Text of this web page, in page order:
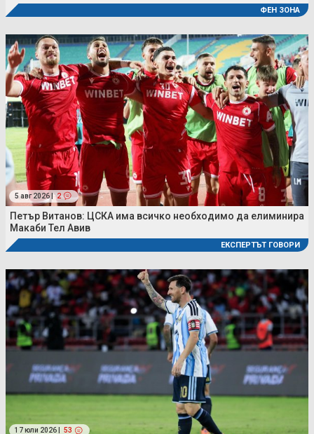
ФЕН ЗОНА
5 авг 2026 | 2
Петър Витанов: ЦСКА има всичко необходимо да елиминира
Макаби Тел Авив
ЕКСПЕРТЪТ ГОВОРИ
17 юли 2026 | 53